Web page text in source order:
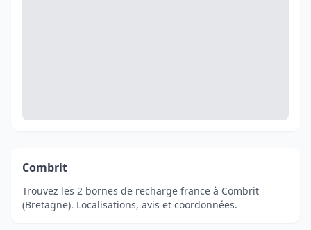
Combrit
Trouvez les 2 bornes de recharge france à Combrit
(Bretagne). Localisations, avis et coordonnées.